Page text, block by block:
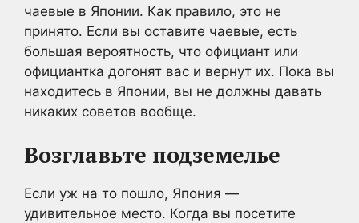
чаевые в Японии. Как правило, это не
принято. Если вы оставите чаевые, есть
большая вероятность, что официант или
официантка догонят вас и вернут их. Пока вы
находитесь в Японии, вы не должны давать
никаких советов вообще.
Возглавьте подземелье
Если уж на то пошло, Япония —
удивительное место. Когда вы посетите